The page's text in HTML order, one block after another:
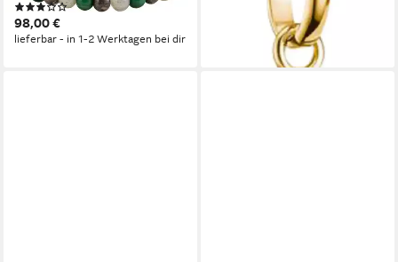
(1)
98,00 €
lieferbar - in 1-2 Werktagen bei dir
Edelsteinen, Silber, vergoldet
lieferbar - in 2-3 Werktagen bei dir